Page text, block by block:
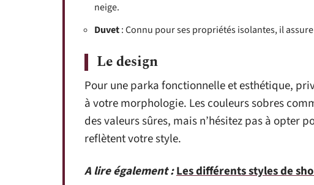
neige.
Duvet: Connu pour ses propriétés isolantes, il
Le design
Pour une parka fonctionnelle et esthétique,
à votre morphologie. Les couleurs sobres
des valeurs sûres, mais n’hésitez pas à opter
reflètent votre style.
A lire également :Les différents styles de